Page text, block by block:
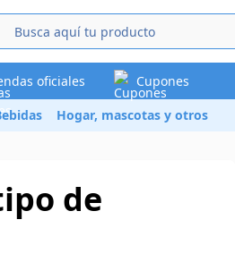
oficiales Cupones
Hogar, mascotas y otros
de